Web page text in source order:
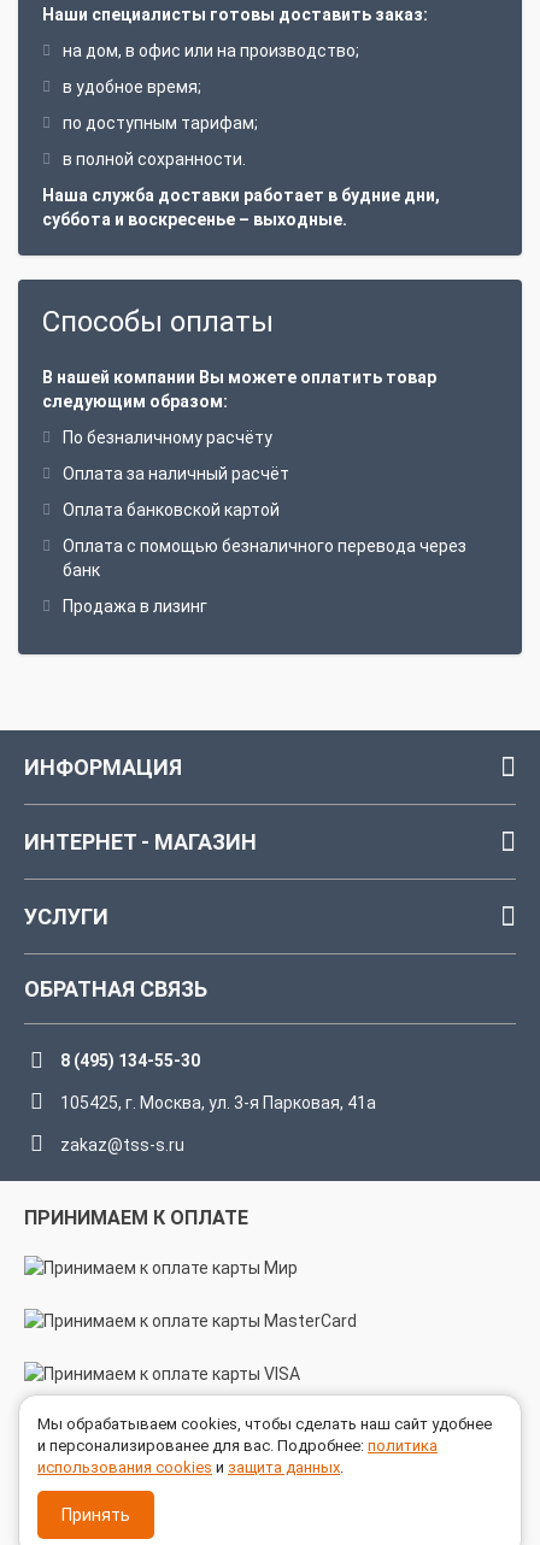
Наши специалисты готовы доставить заказ:
на дом, в офис или на производство;
в удобное время;
по доступным тарифам;
в полной сохранности.
Наша служба доставки работает в будние дни,
суббота и воскресенье – выходные.
Способы оплаты
В нашей компании Вы можете оплатить товар
следующим образом:
По безналичному расчёту
Оплата за наличный расчёт
Оплата банковской картой
Оплата с помощью безналичного перевода через
банк
Продажа в лизинг
ИНФОРМАЦИЯ
ИНТЕРНЕТ - МАГАЗИН
УСЛУГИ
ОБРАТНАЯ СВЯЗЬ
8 (495) 134-55-30
105425, г. Москва, ул. 3-я Парковая, 41а
zakaz@tss-s.ru
ПРИНИМАЕМ К ОПЛАТЕ
МЫ В СОЦСЕТЯХ
Мы обрабатываем cookies, чтобы сделать наш сайт удобнее
и персонализированее для вас. Подробнее: политика
использования cookies и защита данных.
Принять